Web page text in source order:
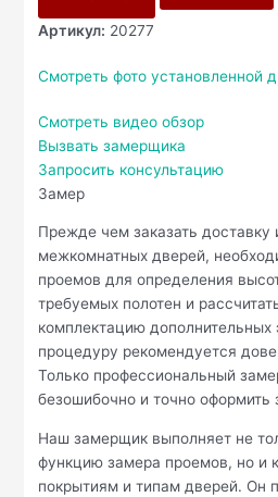
Артикул: 20277
Смотреть фото установленной
Смотреть видео обзор
Вызвать замерщика
Запросить консультацию
Замер
Прежде чем заказать доставку
межкомнатных дверей,
проемов для определения
требуемых полотен и
комплектацию дополнительных
процедуру рекомендуется
Только профессиональный
безошибочно и точно оформить
Наш замерщик выполняет не
функцию замера проемов, но и
покрытиям и типам дверей. Он